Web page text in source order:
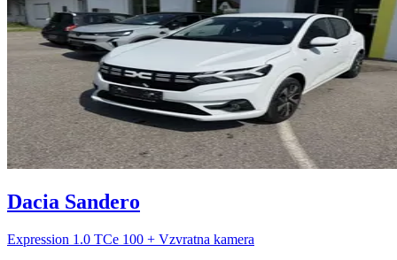
Dacia Sandero
Expression 1.0 TCe 100 + Vzvratna kamera